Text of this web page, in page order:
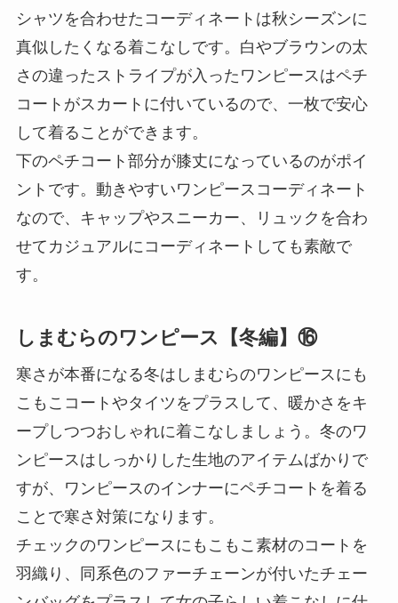
シャツを合わせたコーディネートは秋シーズンに
真似したくなる着こなしです。白やブラウンの太
さの違ったストライプが入ったワンピースはペチ
コートがスカートに付いているので、一枚で安心
して着ることができます。
下のペチコート部分が膝丈になっているのがポイ
ントです。動きやすいワンピースコーディネート
なので、キャップやスニーカー、リュックを合わ
せてカジュアルにコーディネートしても素敵で
す。
しまむらのワンピース【冬編】⑯
寒さが本番になる冬はしまむらのワンピースにも
こもこコートやタイツをプラスして、暖かさをキ
ープしつつおしゃれに着こなしましょう。冬のワ
ンピースはしっかりした生地のアイテムばかりで
すが、ワンピースのインナーにペチコートを着る
ことで寒さ対策になります。
チェックのワンピースにもこもこ素材のコートを
羽織り、同系色のファーチェーンが付いたチェー